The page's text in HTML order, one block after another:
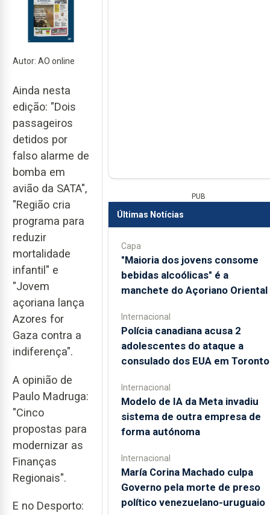
Autor: AO online
Ainda nesta
edição: "Dois
passageiros
detidos por
falso alarme de
bomba em
avião da SATA",
"Região cria
programa para
reduzir
mortalidade
infantil" e
"Jovem
açoriana lança
Azores for
Gaza contra a
indiferença".
A opinião de
Paulo Madruga:
"Cinco
propostas para
modernizar as
Finanças
Regionais".
E no Desporto:
PUB
Últimas Notícias
Capa
"Maioria dos jovens consome
bebidas alcoólicas" é a
manchete do Açoriano Oriental
Internacional
Polícia canadiana acusa 2
adolescentes do ataque a
consulado dos EUA em Toronto
Internacional
Modelo de IA da Meta invadiu
sistema de outra empresa de
forma autónoma
Internacional
María Corina Machado culpa
Governo pela morte de preso
político venezuelano-uruguaio